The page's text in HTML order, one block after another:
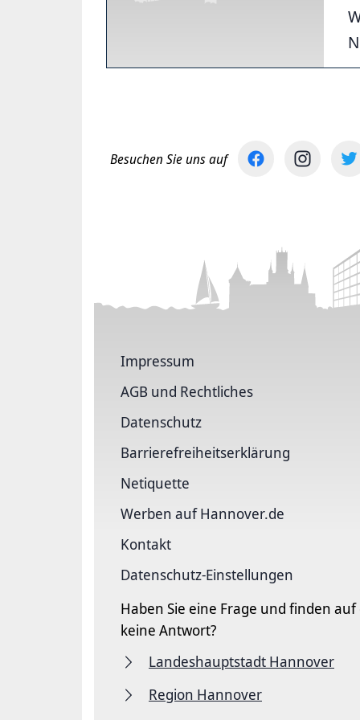
Besuchen Sie uns auf
Impressum
AGB und Rechtliches
Datenschutz
Barriere­freiheits­erklärung
Netiquette
Werben auf Hannover.de
Kontakt
Datenschutz-Einstellungen
Haben Sie eine Frage und finden
keine Antwort?
Landeshauptstadt Hannover
Region Hannover